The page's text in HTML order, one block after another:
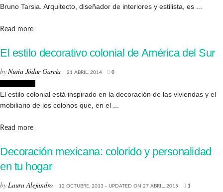
Bruno Tarsia. Arquitecto, diseñador de interiores y estilista, es ...
Read moreDetails
El estilo decorativo colonial de América del Sur
byNuria Jódar García 21 ABRIL, 2014 0
El estilo colonial está inspirado en la decoración de las viviendas y el
mobiliario de los colonos que, en el ...
Read moreDetails
Decoración mexicana: colorido y personalidad
en tu hogar
byLaura Alejandro 12 OCTUBRE, 2013 - UPDATED ON 27 ABRIL, 2015 1